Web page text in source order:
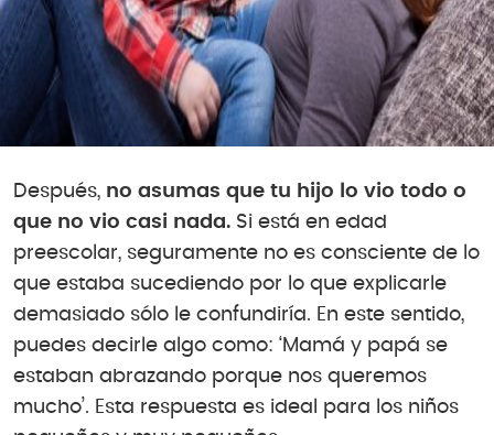
Después, no asumas que tu hijo lo vio todo o
que no vio casi nada. Si está en edad
preescolar, seguramente no es consciente de lo
que estaba sucediendo por lo que explicarle
demasiado sólo le confundiría. En este sentido,
puedes decirle algo como: ‘Mamá y papá se
estaban abrazando porque nos queremos
mucho’. Esta respuesta es ideal para los niños